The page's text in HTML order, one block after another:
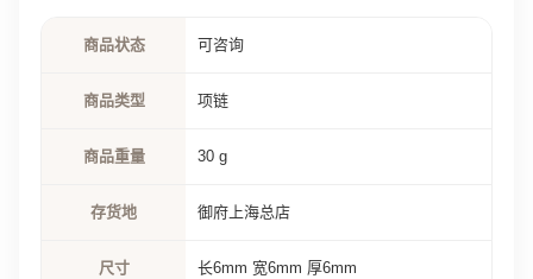
商品状态 可咨询
商品类型 项链
商品重量 30 g
存货地 御府上海总店
尺寸 长6mm 宽6mm 厚6mm